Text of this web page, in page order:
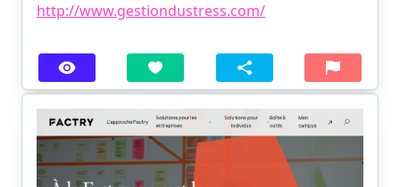
http://www.gestiondustress.com/